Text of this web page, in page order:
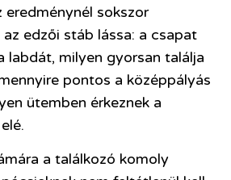
eredménynél sokszor
edzői stáb lássa: a csapat
labdát, milyen gyorsan találja
pontos a középpályás
ütemben érkeznek a
a találkozó komoly